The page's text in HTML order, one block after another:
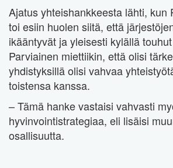
Ajatus yhteishankkeesta lähti, kun
toi esiin huolen siitä, että
ikääntyvät ja yleisesti kylällä
Parviainen miettiikin, että olisi
yhdistyksillä olisi vahvaa
toistensa kanssa.
– Tämä hanke vastaisi vahvasti
hyvinvointistrategiaa, eli lisäisi
osallisuutta.